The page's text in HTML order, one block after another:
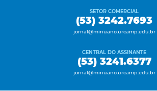
SETOR COMERCIAL
(53) 3242.7693
jornal@minuano.urcamp.edu.br
CENTRAL DO ASSINANTE
(53) 3241.6377
jornal@minuano.urcamp.edu.br